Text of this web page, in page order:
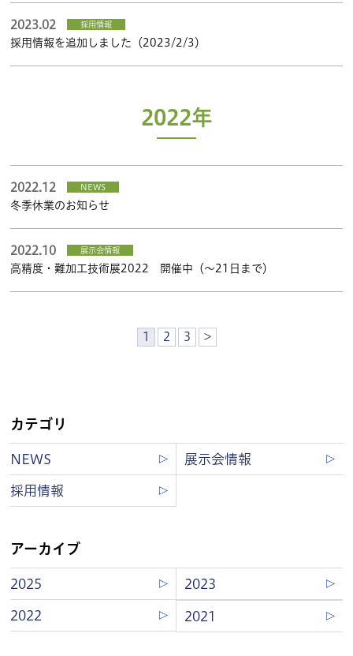
2023.02 採用情報
採用情報を追加しました（2023/2/3）
2022年
2022.12 NEWS
冬季休業のお知らせ
2022.10 展示会情報
高精度・難加工技術展2022 開催中（～21日まで）
1 2 3 >
カテゴリ
NEWS 展示会情報
採用情報
アーカイブ
2025 2023
2022 2021